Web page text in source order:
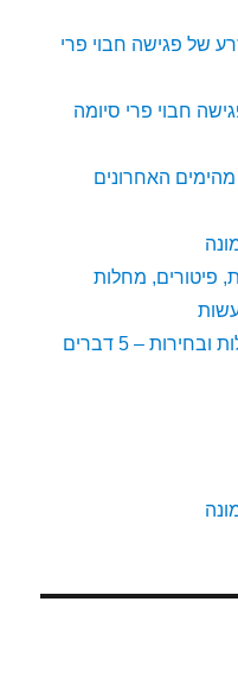
של פגישה חבוי פרי
חבוי פרי סיומה
מהימים האחרונים
פיטורים, מחלות
רקטות, פיטורים, מחלות ובחירות – 5 דברים